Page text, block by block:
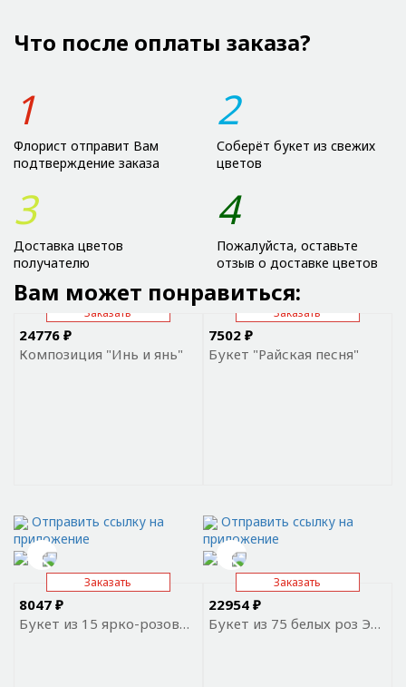
Что после оплаты заказа?
1
Флорист отправит Вам
подтверждение заказа
2
Соберёт букет из свежих
цветов
3
Доставка цветов
получателю
4
Пожалуйста, оставьте
отзыв о доставке цветов
Вам может понравиться:
Заказать
24776 ₽
Композиция "Инь и янь"
Отправить ссылку на
приложение
Заказать
7502 ₽
Букет "Райская песня"
Отправить ссылку на
приложение
Заказать
8047 ₽
Букет из 15 ярко-розовых роз Премиум Эквадор
Заказать
22954 ₽
Букет из 75 белых роз Эквадор